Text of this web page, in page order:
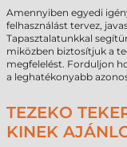
Amennyiben egyedi
felhasználást tervez,
Tapasztalatunkkal
miközben biztosítjuk a
megfelelést. Forduljon
a leghatékonyabb
TEZEKO
KINEK